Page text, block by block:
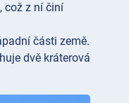
což z ní činí
části země.
dvě kráterová